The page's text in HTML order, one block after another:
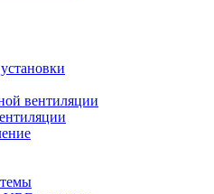
вентиляции